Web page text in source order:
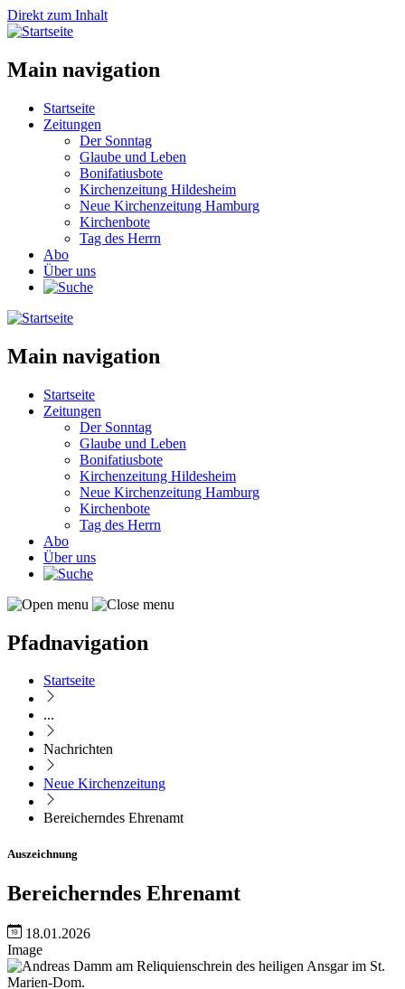
Direkt zum Inhalt
Main navigation
Startseite
Zeitungen
Der Sonntag
Glaube und Leben
Bonifatiusbote
Kirchenzeitung Hildesheim
Neue Kirchenzeitung Hamburg
Kirchenbote
Tag des Herrn
Abo
Über uns
Main navigation
Startseite
Zeitungen
Der Sonntag
Glaube und Leben
Bonifatiusbote
Kirchenzeitung Hildesheim
Neue Kirchenzeitung Hamburg
Kirchenbote
Tag des Herrn
Abo
Über uns
Pfadnavigation
Startseite
...
Nachrichten
Neue Kirchenzeitung
Bereicherndes Ehrenamt
Auszeichnung
Bereicherndes Ehrenamt
18.01.2026
Image